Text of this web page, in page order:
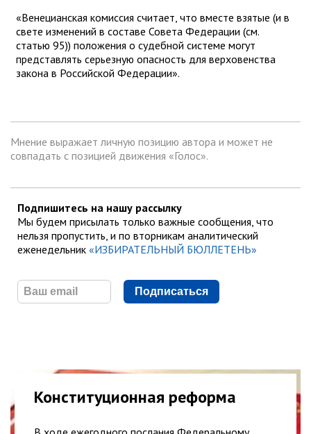
«Венецианская комиссия считает, что вместе взятые (и в
свете изменений в составе Совета Федерации (см.
статью 95)) положения о судебной системе могут
представлять серьезную опасность для верховенства
закона в Российской Федерации».
Мнение выражает личную позицию автора и может не
совпадать с позицией движения «Голос».
Подпишитесь на нашу рассылку
Мы будем присылать только важные сообщения, что
нельзя пропустить, и по вторникам аналитический
еженедельник «ИЗБИРАТЕЛЬНЫЙ БЮЛЛЕТЕНЬ»
Подписаться
Конституционная реформа